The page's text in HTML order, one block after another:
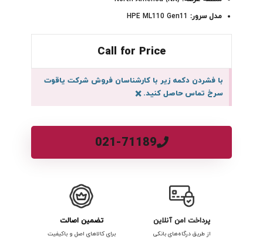
مدل سرور:
Call for Price
با فشردن دکمه زیر با کارشناسان فروش شرکت یاقوت
سرخ تماس حاصل کنید.×
021-71189
پرداخت امن آنلاین
از طریق درگاه‌های بانکی
تضمین اصالت
برای کالاهای اصل و باکیفیت